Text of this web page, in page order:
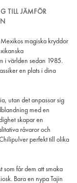
TILL JÄMFÖR
magiska kryddor
i världen sedan 1985.
en plats i dina
utan det anpassar sig
med en
skapar en
råvaror och
perfekt till olika
som får dem att smaka
Bara en nypa Tajin